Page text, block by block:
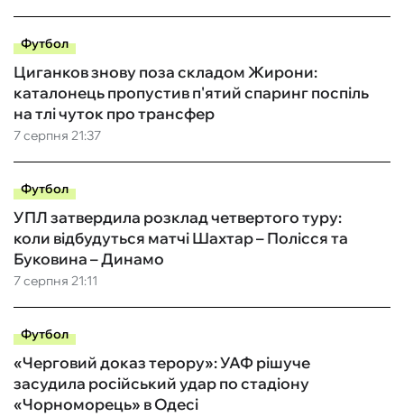
Футбол
7 серпня 21:37
Циганков знову поза складом Жирони:
каталонець пропустив п'ятий спаринг поспіль
на тлі чуток про трансфер
Футбол
7 серпня 21:11
УПЛ затвердила розклад четвертого туру:
коли відбудуться матчі Шахтар – Полісся та
Буковина – Динамо
Футбол
«Черговий доказ терору»: УАФ рішуче
засудила російський удар по стадіону
«Чорноморець» в Одесі